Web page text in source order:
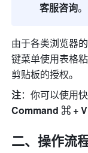
客服咨询。
由于各类浏览器
键菜单使用表格
剪贴板的授权。
注：你可以使用
Command ⌘ + V
二、操作流